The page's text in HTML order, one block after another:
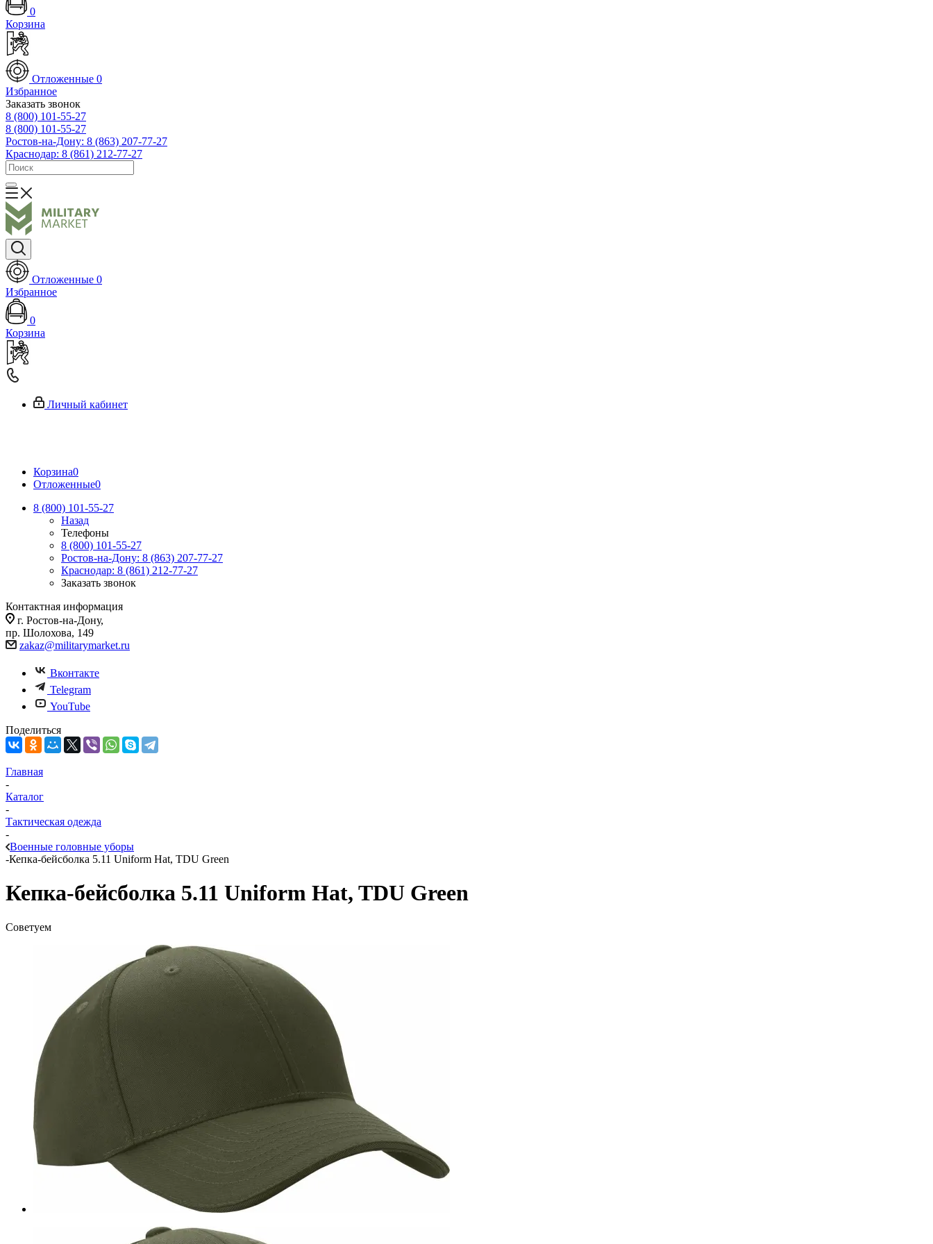
0
Корзина
Отложенные 0
Избранное
Заказать звонок
8 (800) 101-55-27
8 (800) 101-55-27
Ростов-на-Дону: 8 (863) 207-77-27
Краснодар: 8 (861) 212-77-27
Отложенные 0
Избранное
0
Корзина
Личный кабинет
Корзина0
Отложенные0
8 (800) 101-55-27
Назад
Телефоны
8 (800) 101-55-27
Ростов-на-Дону: 8 (863) 207-77-27
Краснодар: 8 (861) 212-77-27
Заказать звонок
Контактная информация
г. Ростов-на-Дону,
пр. Шолохова, 149
zakaz@militarymarket.ru
Вконтакте
Telegram
YouTube
Поделиться
Главная
-
Каталог
-
Тактическая одежда
-
Военные головные уборы
-Кепка-бейсболка 5.11 Uniform Hat, TDU Green
Кепка-бейсболка 5.11 Uniform Hat, TDU Green
Советуем